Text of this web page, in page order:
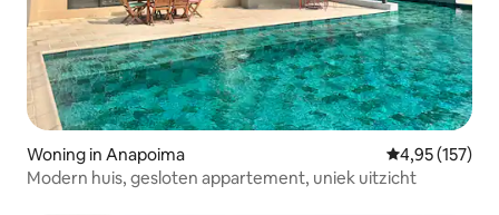
Woning in Anapoima Gemiddelde
4,95 (157)
Modern huis, gesloten appartement, uniek uitzicht